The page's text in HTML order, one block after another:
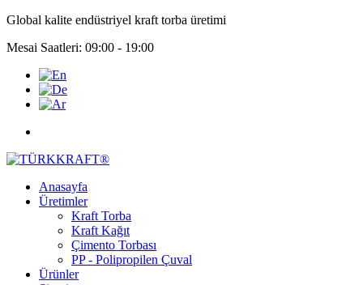
Global kalite endüstriyel kraft torba üretimi
Mesai Saatleri: 09:00 - 19:00
Anasayfa
Üretimler
Kraft Torba
Kraft Kağıt
Çimento Torbası
PP - Polipropilen Çuval
Ürünler